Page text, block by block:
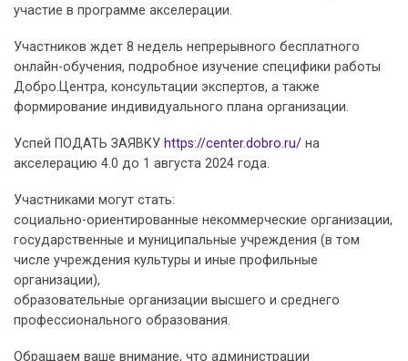
участие в программе акселерации.
Участников ждет 8 недель непрерывного бесплатного
онлайн-обучения, подробное изучение специфики работы
Добро.Центра, консультации экспертов, а также
формирование индивидуального плана организации.
Успей ПОДАТЬ ЗАЯВКУ https://center.dobro.ru/ на
акселерацию 4.0 до 1 августа 2024 года.
Участниками могут стать:
социально-ориентированные некоммерческие организации,
государственные и муниципальные учреждения (в том
числе учреждения культуры и иные профильные
организации),
образовательные организации высшего и среднего
профессионального образования.
Обращаем ваше внимание, что администрации